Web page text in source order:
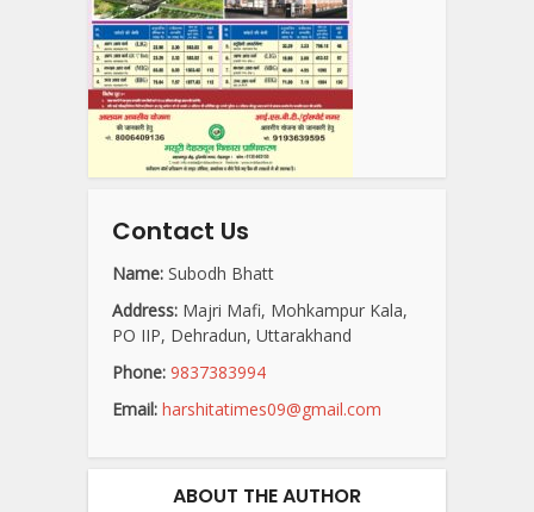
Contact Us
Name: Subodh Bhatt
Address: Majri Mafi, Mohkampur Kala,
PO IIP, Dehradun, Uttarakhand
Phone: 9837383994
Email: harshitatimes09@gmail.com
ABOUT THE AUTHOR